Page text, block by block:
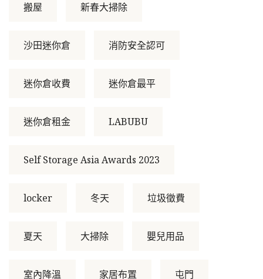
搬屋 新春大掃除
沙田迷你倉 消防安全認可
迷你倉收費 迷你倉最平
迷你倉租金 LABUBU
Self Storage Asia Awards 2023
locker 冬天 垃圾徵費
夏天 大掃除 嬰兒用品
室內降溫 家居布置 屯門